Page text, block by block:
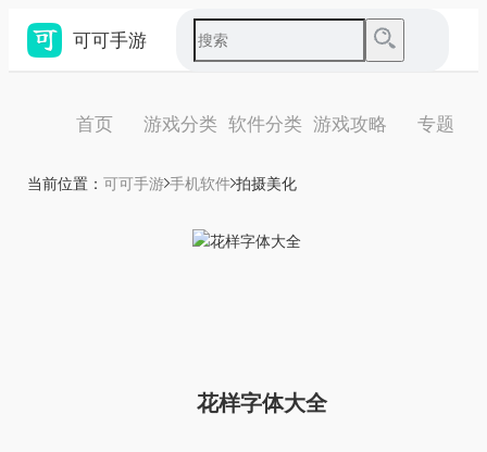
可可手游
首页 游戏分类 软件分类 游戏攻略 专题
当前位置： 可可手游 手机软件 拍摄美化
花样字体大全